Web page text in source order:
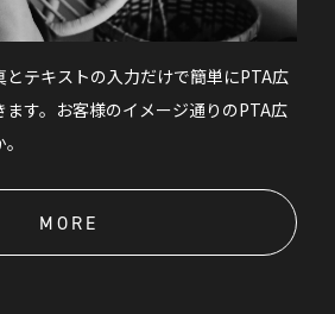
テキストの入力だけで簡単にPTA広
す。お客様のイメージ通りのPTA広
MORE